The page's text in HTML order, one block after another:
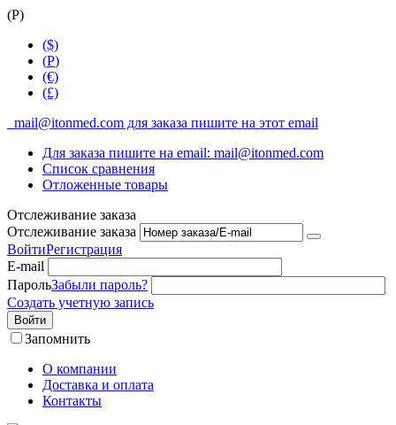
(Р)
($)
(Р)
(€)
(£)
mail@itonmed.com для заказа пишите на этот email
Для заказа пишите на email: mail@itonmed.com
Список сравнения
Отложенные товары
Отслеживание заказа
Отслеживание заказа
ВойтиРегистрация
E-mail
ПарольЗабыли пароль?
Создать учетную запись
Войти
Запомнить
О компании
Доставка и оплата
Контакты